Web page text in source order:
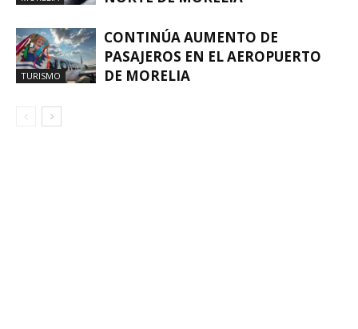
TURISMO
CONTINÚA AUMENTO DE
PASAJEROS EN EL AEROPUERTO
DE MORELIA